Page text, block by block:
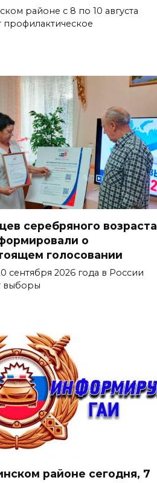
районе с 8 по 10 августа
профилактическое
серебряного возраста
о
голосовании
сентября 2026 года в России
выборы
районе сегодня, 7